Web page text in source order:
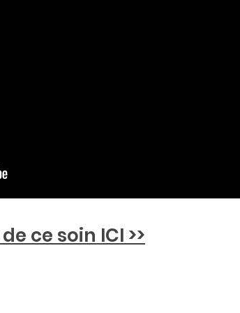
ce soin ICI >>